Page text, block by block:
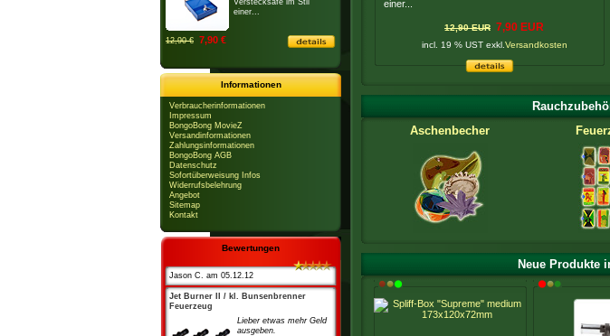
einer...
12,90 EUR 7,90 EUR
incl. 19 % UST exkl. Versandkosten
Aschenbecher
Neue Produkte
Verstecksafe im Stil
einer...
12,90 € 7,90 €
Informationen
Verbraucherinformationen
Impressum
BongoBong MovieZ
Versandinformationen
Zahlungsinformationen
BongoBong AGB
Datenschutz
Sofortüberweisung Infos
Widerrufsbelehrung
Angebot
Sitemap
Kontakt
Bewertungen
Jason C. am 05.12.12
Jet Burner II / kl. Bunsenbrenner
Feuerzeug
Lieber etwas mehr Geld
ausgeben.